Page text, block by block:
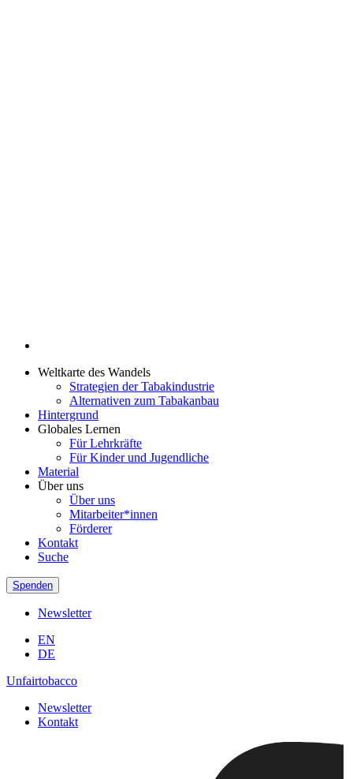
Weltkarte des Wandels
Strategien der Tabakindustrie
Alternativen zum Tabakanbau
Hintergrund
Globales Lernen
Für Lehrkräfte
Für Kinder und Jugendliche
Material
Über uns
Über uns
Mitarbeiter*innen
Förderer
Kontakt
Suche
Spenden
Newsletter
EN
DE
Unfairtobacco
Newsletter
Kontakt